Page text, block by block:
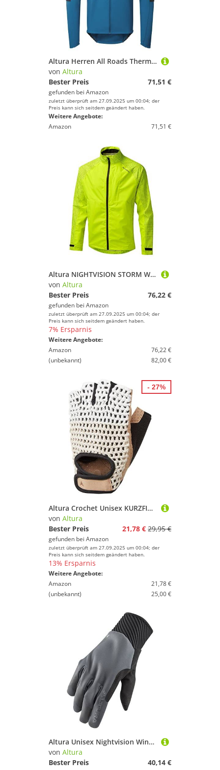
Altura Herren All Roads Thermo-Fleece, wasserabweisend, reflektierend, Blau – XL
von Altura
Bester Preis
71,51 €
gefunden bei Amazon
zuletzt überprüft am 27.09.2025 um 00:04; der
Preis kann sich seitdem geändert haben.
Weitere Angebote:
Amazon
71,51 €
Altura NIGHTVISION STORM WASSERDICHTE RADJACKE, Neongelb
von Altura
Bester Preis
76,22 €
gefunden bei Amazon
zuletzt überprüft am 27.09.2025 um 00:04; der
Preis kann sich seitdem geändert haben.
7% Ersparnis
Weitere Angebote:
Amazon
76,22 €
(unbekannt)
82,00 €
Altura Crochet Unisex KURZFINGER-Handschuhe, Creme/Hellbraun, M
von Altura
Bester Preis
21,78 € 29,95 €
gefunden bei Amazon
zuletzt überprüft am 27.09.2025 um 00:04; der
Preis kann sich seitdem geändert haben.
13% Ersparnis
Weitere Angebote:
Amazon
21,78 €
(unbekannt)
25,00 €
- 27%
Altura Unisex Nightvision Winddicht Thermo Reflektierend Handschuh - Grau - XL
von Altura
Bester Preis
40,14 €